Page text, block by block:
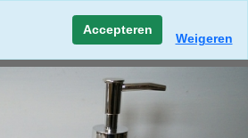
Accepteren
Weigeren